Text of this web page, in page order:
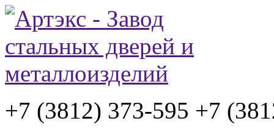
+7 (3812) 373-595 +7